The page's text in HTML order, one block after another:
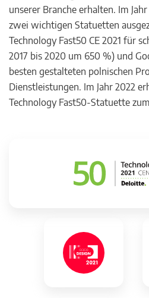
unserer Branche erhalten. Im
zwei wichtigen Statuetten
Technology Fast50 CE 2021 für
2017 bis 2020 um 650 %) und
besten gestalteten polnischen
Dienstleistungen. Im Jahr 2022
Technology Fast50-Statuette